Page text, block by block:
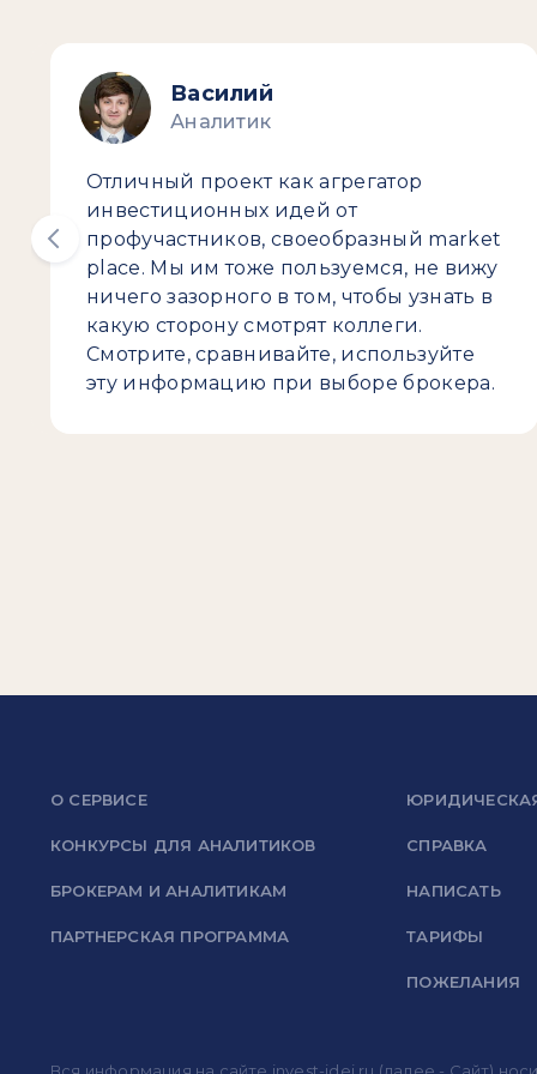
Василий
Аналитик
Отличный проект как агрегатор
инвестиционных идей от
профучастников, своеобразный market
place. Мы им тоже пользуемся, не вижу
ничего зазорного в том, чтобы узнать в
какую сторону смотрят коллеги.
Смотрите, сравнивайте, используйте
эту информацию при выборе брокера.
О СЕРВИСЕ
КОНКУРСЫ ДЛЯ АНАЛИТИКОВ
БРОКЕРАМ И АНАЛИТИКАМ
ПАРТНЕРСКАЯ ПРОГРАММА
СПРАВКА
НАПИСАТЬ
ТАРИФЫ
ПОЖЕЛАНИЯ